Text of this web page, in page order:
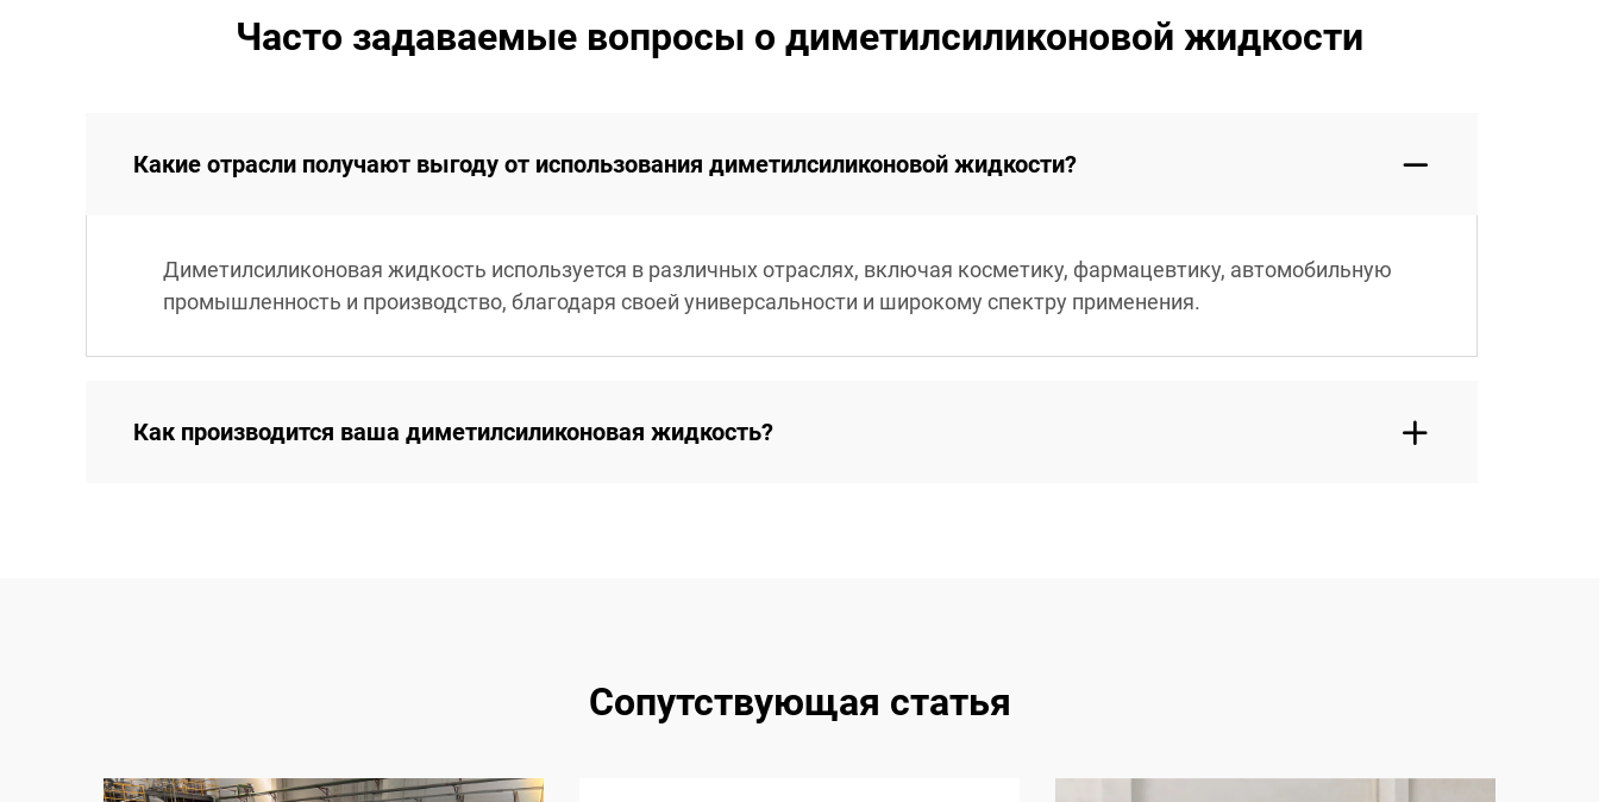
Часто задаваемые вопросы о диметилсиликоновой жидкости
Какие отрасли получают выгоду от использования диметилсиликоновой жидкости?
Диметилсиликоновая жидкость используется в различных отраслях, включая косметику, фармацевтику, автомобильную
промышленность и производство, благодаря своей универсальности и широкому спектру применения.
Как производится ваша диметилсиликоновая жидкость?
Сопутствующая статья